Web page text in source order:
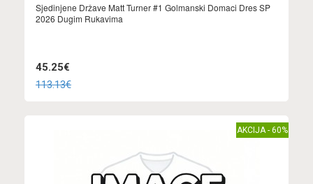
Sjedinjene Države Matt Turner #1 Golmanski Domaci Dres SP
2026 Dugim Rukavima
45.25€
113.13€
AKCIJA - 60%